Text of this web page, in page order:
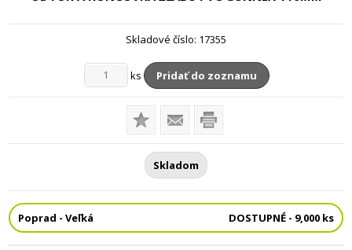
Skladové číslo: 17355
ks Pridať do zoznamu
Skladom
Poprad - Veľká DOSTUPNÉ - 9,000 ks